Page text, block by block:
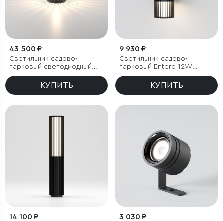
43 500 ₽
Светильник садово-
парковый светодиодный
Firenze черный
КУПИТЬ
9 930 ₽
Светильник садово-
парковый Entero 12W
черный
КУПИТЬ
14 100 ₽ 3 030 ₽